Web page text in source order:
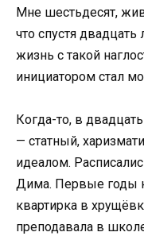
Мне шестьдесят,
что спустя
жизнь с такой
инициатором стал
Когда-то, в
— статный,
идеалом.
Дима. Первые годы
квартирка в
преподавала в